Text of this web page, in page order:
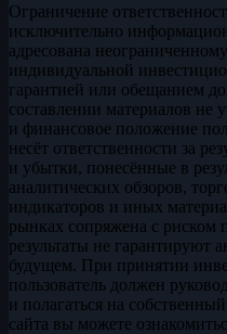
Ограничение
исключительно
адресована
индивидуальной
гарантией или обещанием
составлении материалов не
и финансовое положение
несёт ответственности за
и убытки, понесённые в
аналитических обзоров,
индикаторов и иных
рынках сопряжена с риском
результаты не гарантируют
будущем. При принятии
пользователь должен
и полагаться на
сайта вы можете